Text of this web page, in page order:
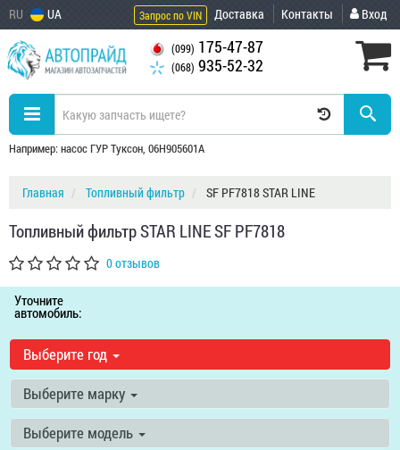
RU UA Запрос по VIN Доставка Контакты Вход
(099) 175-47-87
(068) 935-52-32
Например: насос ГУР Туксон, 06H905601A
Главная Топливный фильтр SF PF7818 STAR LINE
Топливный фильтр STAR LINE SF PF7818
0 отзывов
Уточните
автомобиль:
Выберите год
Выберите марку
Выберите модель